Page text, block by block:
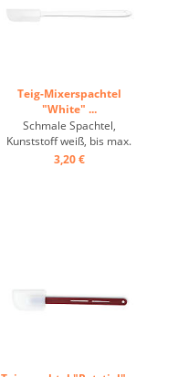
Teig-Mixerspachtel
"White" ...
Schmale Spachtel,
Kunststoff weiß, bis max.
160° C ...
3,20 €